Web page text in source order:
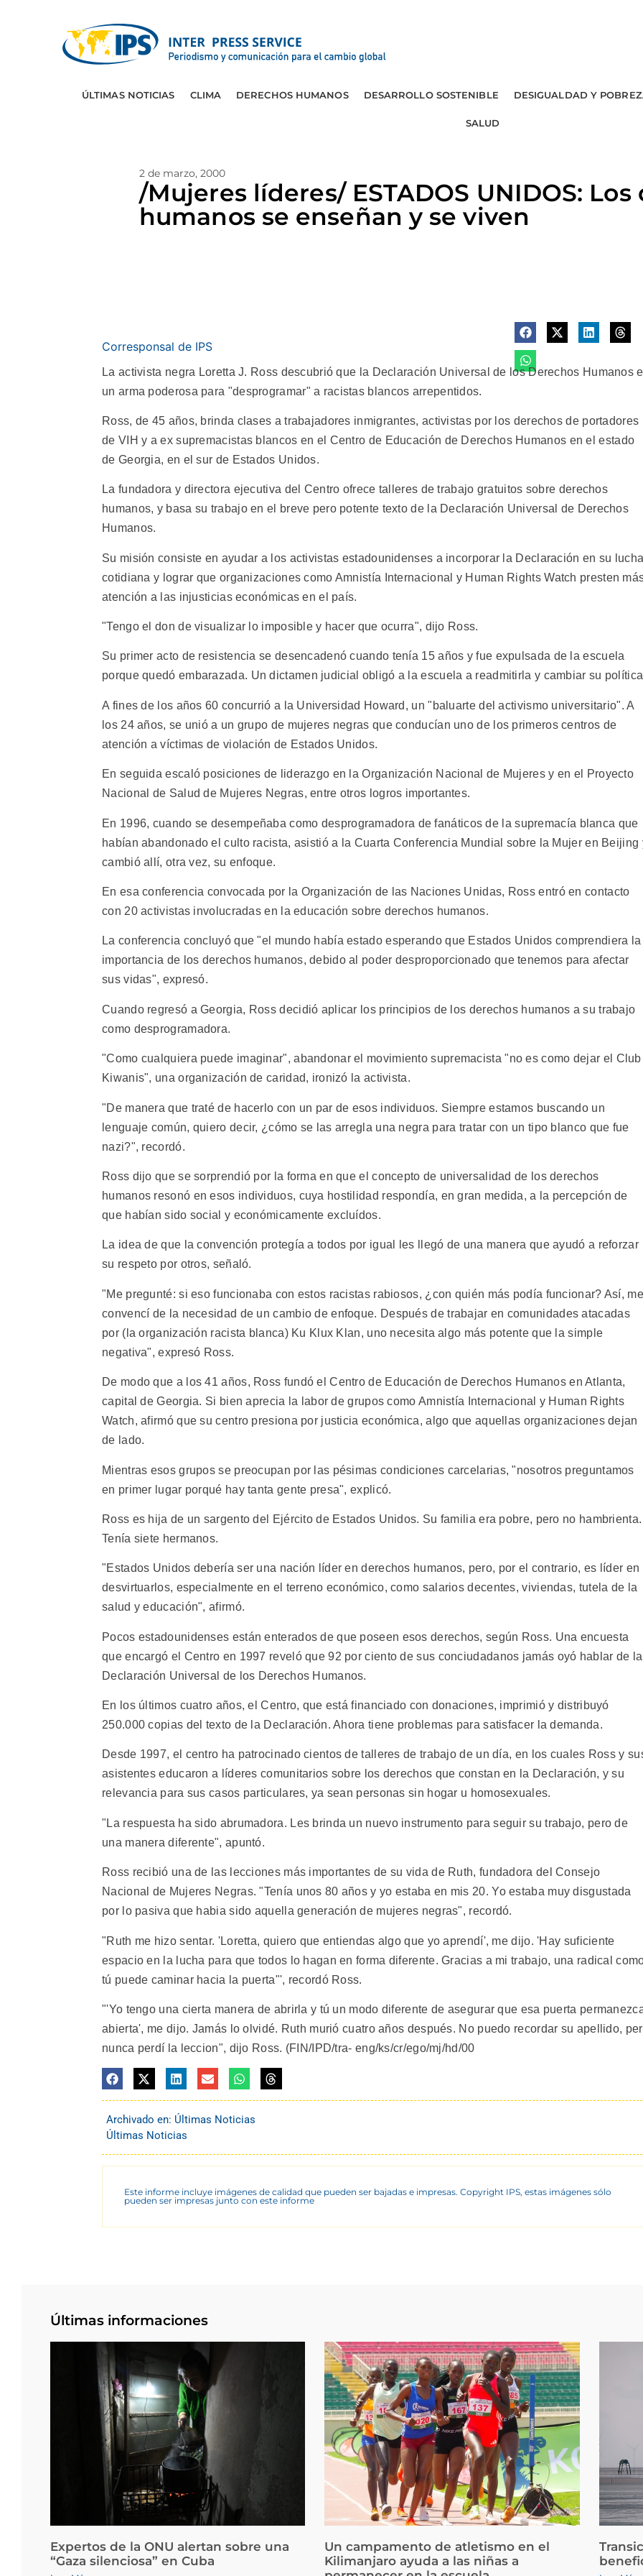
ÚLTIMAS NOTICIAS CLIMA DERECHOS HUMANOS DESARROLLO SOSTENIBLE DESIGUALDAD Y
SALUD
2 de marzo, 2000
/Mujeres líderes/ ESTADOS UNIDOS:
humanos se enseñan y se viven
Corresponsal de IPS
La activista negra Loretta J. Ross descubrió que la Declaración Universal de los Derechos Humanos
un arma poderosa para "desprogramar" a racistas blancos arrepentidos.
Ross, de 45 años, brinda clases a trabajadores inmigrantes, activistas por los derechos de portadores
de VIH y a ex supremacistas blancos en el Centro de Educación de Derechos Humanos en el estado
de Georgia, en el sur de Estados Unidos.
La fundadora y directora ejecutiva del Centro ofrece talleres de trabajo gratuitos sobre derechos
humanos, y basa su trabajo en el breve pero potente texto de la Declaración Universal de Derechos
Humanos.
Su misión consiste en ayudar a los activistas estadounidenses a incorporar la Declaración en su
cotidiana y lograr que organizaciones como Amnistía Internacional y Human Rights Watch presten
atención a las injusticias económicas en el país.
"Tengo el don de visualizar lo imposible y hacer que ocurra", dijo Ross.
Su primer acto de resistencia se desencadenó cuando tenía 15 años y fue expulsada de la escuela
porque quedó embarazada. Un dictamen judicial obligó a la escuela a readmitirla y cambiar su
A fines de los años 60 concurrió a la Universidad Howard, un "baluarte del activismo universitario". A
los 24 años, se unió a un grupo de mujeres negras que conducían uno de los primeros centros de
atención a víctimas de violación de Estados Unidos.
En seguida escaló posiciones de liderazgo en la Organización Nacional de Mujeres y en el Proyecto
Nacional de Salud de Mujeres Negras, entre otros logros importantes.
En 1996, cuando se desempeñaba como desprogramadora de fanáticos de la supremacía blanca que
habían abandonado el culto racista, asistió a la Cuarta Conferencia Mundial sobre la Mujer en Beijing
cambió allí, otra vez, su enfoque.
En esa conferencia convocada por la Organización de las Naciones Unidas, Ross entró en contacto
con 20 activistas involucradas en la educación sobre derechos humanos.
La conferencia concluyó que "el mundo había estado esperando que Estados Unidos comprendiera la
importancia de los derechos humanos, debido al poder desproporcionado que tenemos para afectar
sus vidas", expresó.
Cuando regresó a Georgia, Ross decidió aplicar los principios de los derechos humanos a su trabajo
como desprogramadora.
"Como cualquiera puede imaginar", abandonar el movimiento supremacista "no es como dejar el Club
Kiwanis", una organización de caridad, ironizó la activista.
"De manera que traté de hacerlo con un par de esos individuos. Siempre estamos buscando un
lenguaje común, quiero decir, ¿cómo se las arregla una negra para tratar con un tipo blanco que fue
nazi?", recordó.
Ross dijo que se sorprendió por la forma en que el concepto de universalidad de los derechos
humanos resonó en esos individuos, cuya hostilidad respondía, en gran medida, a la percepción de
que habían sido social y económicamente excluídos.
La idea de que la convención protegía a todos por igual les llegó de una manera que ayudó a reforzar
su respeto por otros, señaló.
"Me pregunté: si eso funcionaba con estos racistas rabiosos, ¿con quién más podía funcionar? Así, me
convencí de la necesidad de un cambio de enfoque. Después de trabajar en comunidades atacadas
por (la organización racista blanca) Ku Klux Klan, uno necesita algo más potente que la simple
negativa", expresó Ross.
De modo que a los 41 años, Ross fundó el Centro de Educación de Derechos Humanos en Atlanta,
capital de Georgia. Si bien aprecia la labor de grupos como Amnistía Internacional y Human Rights
Watch, afirmó que su centro presiona por justicia económica, algo que aquellas organizaciones dejan
de lado.
Mientras esos grupos se preocupan por las pésimas condiciones carcelarias, "nosotros preguntamos
en primer lugar porqué hay tanta gente presa", explicó.
Ross es hija de un sargento del Ejército de Estados Unidos. Su familia era pobre, pero no hambrienta.
Tenía siete hermanos.
"Estados Unidos debería ser una nación líder en derechos humanos, pero, por el contrario, es líder en
desvirtuarlos, especialmente en el terreno económico, como salarios decentes, viviendas, tutela de la
salud y educación", afirmó.
Pocos estadounidenses están enterados de que poseen esos derechos, según Ross. Una encuesta
que encargó el Centro en 1997 reveló que 92 por ciento de sus conciudadanos jamás oyó hablar de la
Declaración Universal de los Derechos Humanos.
En los últimos cuatro años, el Centro, que está financiado con donaciones, imprimió y distribuyó
250.000 copias del texto de la Declaración. Ahora tiene problemas para satisfacer la demanda.
Desde 1997, el centro ha patrocinado cientos de talleres de trabajo de un día, en los cuales Ross y
asistentes educaron a líderes comunitarios sobre los derechos que constan en la Declaración, y su
relevancia para sus casos particulares, ya sean personas sin hogar u homosexuales.
"La respuesta ha sido abrumadora. Les brinda un nuevo instrumento para seguir su trabajo, pero de
una manera diferente", apuntó.
Ross recibió una de las lecciones más importantes de su vida de Ruth, fundadora del Consejo
Nacional de Mujeres Negras. "Tenía unos 80 años y yo estaba en mis 20. Yo estaba muy disgustada
por lo pasiva que habia sido aquella generación de mujeres negras", recordó.
"Ruth me hizo sentar. 'Loretta, quiero que entiendas algo que yo aprendí', me dijo. 'Hay suficiente
espacio en la lucha para que todos lo hagan en forma diferente. Gracias a mi trabajo, una radical
tú puede caminar hacia la puerta"', recordó Ross.
"'Yo tengo una cierta manera de abrirla y tú un modo diferente de asegurar que esa puerta
abierta', me dijo. Jamás lo olvidé. Ruth murió cuatro años después. No puedo recordar su apellido,
nunca perdí la leccion", dijo Ross. (FIN/IPD/tra- eng/ks/cr/ego/mj/hd/00
Archivado en: Últimas Noticias
Últimas Noticias
Este informe incluye imágenes de calidad que pueden ser bajadas e impresas. Copyright IPS, estas imágenes sólo
pueden ser impresas junto con este informe
Últimas informaciones
Expertos de la ONU alertan sobre una
“Gaza silenciosa” en Cuba
Un campamento de atletismo en el
Kilimanjaro ayuda a las niñas a